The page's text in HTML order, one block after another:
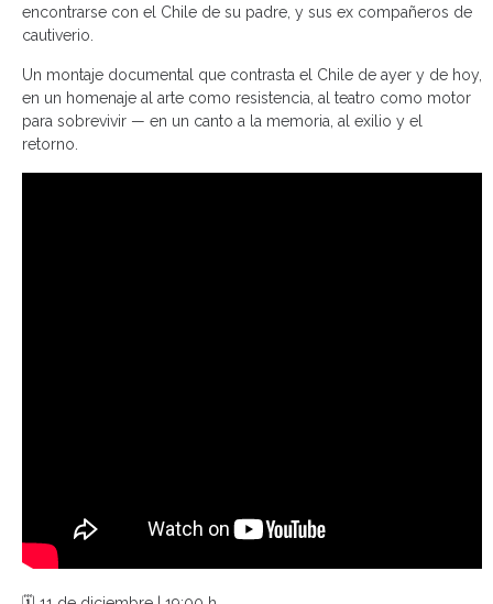
encontrarse con el Chile de su padre, y sus ex compañeros de
cautiverio.
Un montaje documental que contrasta el Chile de ayer y de hoy,
en un homenaje al arte como resistencia, al teatro como motor
para sobrevivir — en un canto a la memoria, al exilio y el
retorno.